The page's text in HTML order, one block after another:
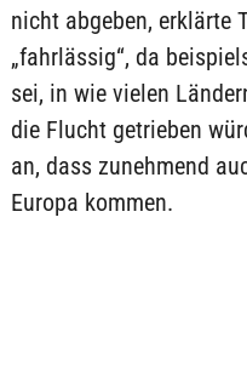
nicht abgeben, erklärte
„fahrlässig“, da
sei, in wie vielen
die Flucht getrieben
an, dass zunehmend
Europa kommen.